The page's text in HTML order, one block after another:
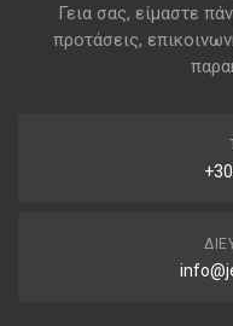
Γεια σας, είμαστε
προτάσεις,